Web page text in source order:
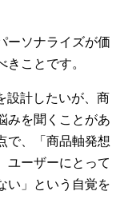
ーソナライズが価
ことです。
設計したいが、商
みを聞くことがあ
で、「商品軸発想
ユーザーにとって
い」という自覚を